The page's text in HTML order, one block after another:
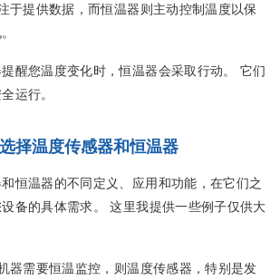
于提供数据，而恒温器则主动控制温度以保
醒您温度变化时，恒温器会采取行动。 它们
运行。
择温度传感器和恒温器
恒温器的不同定义、应用和功能，在它们之
备的具体需求。 这里我提供一些例子仅供大
器需要恒温监控，则温度传感器，特别是发